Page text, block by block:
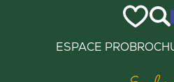
ESPACE PRO